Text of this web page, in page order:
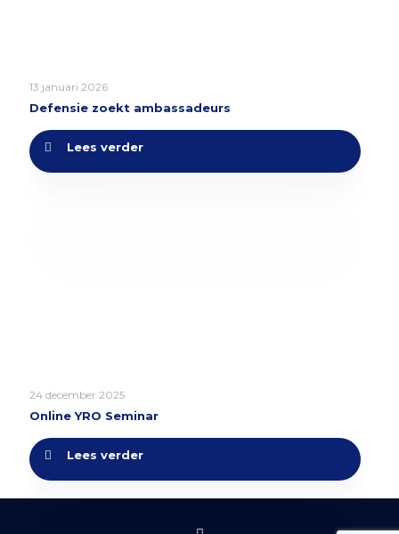
13 januari 2026
Defensie zoekt ambassadeurs
Lees verder
24 december 2025
Online YRO Seminar
Lees verder